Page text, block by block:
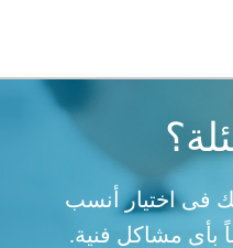
فى اختيار أنسب
بأى مشاكل فنية.